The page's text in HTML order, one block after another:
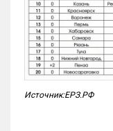
Источник:ЕРЗ.РФ